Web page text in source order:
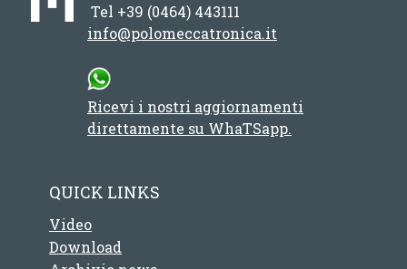
Tel +39 (0464) 443111
info@polomeccatronica.it
Ricevi i nostri aggiornamenti
direttamente su WhaTSapp.
QUICK LINKS
Video
Download